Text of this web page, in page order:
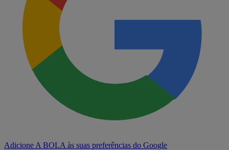
Adicione A BOLA às suas preferências do Google